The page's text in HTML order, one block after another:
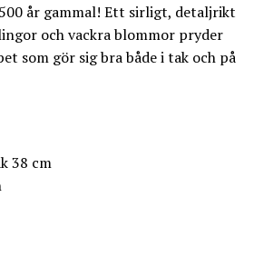
år gammal! Ett sirligt, detaljrikt
och vackra blommor pryder
som gör sig bra både i tak och på
38 cm